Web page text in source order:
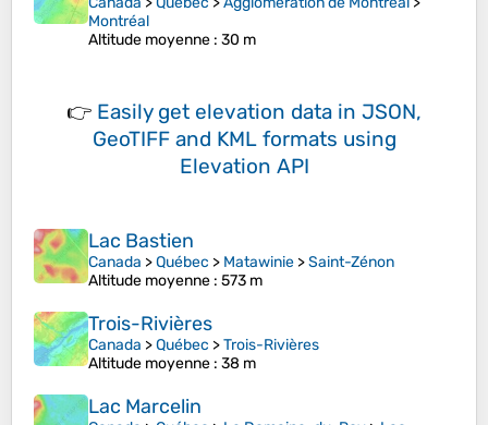
Montréal
Altitude moyenne : 30 m
👉 Easily get elevation data in JSON,
GeoTIFF and KML formats using
Elevation API
Lac Bastien
Canada >Québec > Matawinie >Saint-Zénon
Altitude moyenne : 573 m
Trois-Rivières
Canada >Québec >Trois-Rivières
Altitude moyenne : 38 m
Lac Marcelin